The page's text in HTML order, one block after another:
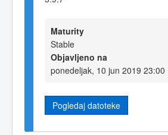
Maturity
Stable
Objavljeno na
ponedeljak, 10 jun 2019 23:00
Pogledaj datoteke